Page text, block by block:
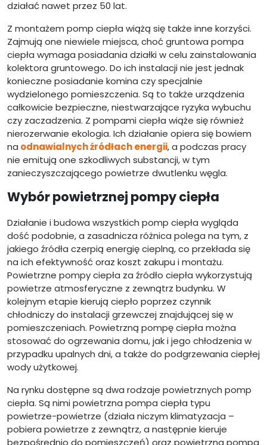
działać nawet przez 50 lat.
Z montażem pomp ciepła wiążą się także inne korzyści.
Zajmują one niewiele miejsca, choć gruntowa pompa
ciepła wymaga posiadania działki w celu zainstalowania
kolektora gruntowego. Do ich instalacji nie jest jednak
konieczne posiadanie komina czy specjalnie
wydzielonego pomieszczenia. Są to także urządzenia
całkowicie bezpieczne, niestwarzające ryzyka wybuchu
czy zaczadzenia. Z pompami ciepła wiąże się również
nierozerwanie ekologia. Ich działanie opiera się bowiem
na odnawialnych źródłach energii, a podczas pracy
nie emitują one szkodliwych substancji, w tym
zanieczyszczającego powietrze dwutlenku węgla.
Wybór powietrznej pompy ciepła
Działanie i budowa wszystkich pomp ciepła wygląda
dość podobnie, a zasadnicza różnica polega na tym, z
jakiego źródła czerpią energię cieplną, co przekłada się
na ich efektywność oraz koszt zakupu i montażu.
Powietrzne pompy ciepła za źródło ciepła wykorzystują
powietrze atmosferyczne z zewnątrz budynku. W
kolejnym etapie kierują ciepło poprzez czynnik
chłodniczy do instalacji grzewczej znajdującej się w
pomieszczeniach. Powietrzną pompę ciepła można
stosować do ogrzewania domu, jak i jego chłodzenia w
przypadku upalnych dni, a także do podgrzewania ciepłej
wody użytkowej.
Na rynku dostępne są dwa rodzaje powietrznych pomp
ciepła. Są nimi powietrzna pompa ciepła typu
powietrze-powietrze (działa niczym klimatyzacja –
pobiera powietrze z zewnątrz, a następnie kieruje
bezpośrednio do pomieszczeń) oraz powietrzna pompa